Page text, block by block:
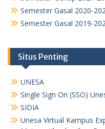
Semester Gasal 2020-
Semester Gasal 2019-
Situs Penting
UNESA
Single Sign On (SSO)
SIDIA
Unesa Virtual Kampus